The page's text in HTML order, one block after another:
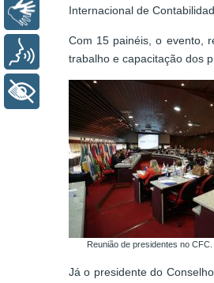
Internacional de
Com 15 painéis, o evento,
trabalho e capacitação dos
Reunião de presidentes no
Já o presidente do
Libras
+ Acessibilidade